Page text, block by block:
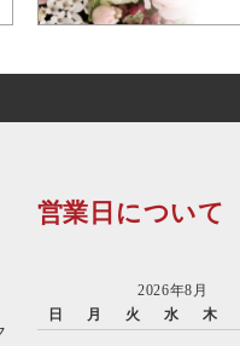
営業日について
2026年8月
日
月 火 水 木